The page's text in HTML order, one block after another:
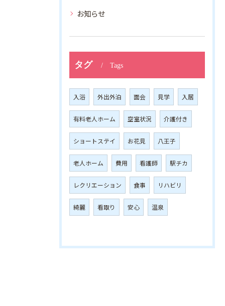
お知らせ
タグ Tags
入浴 外出外泊 面会 見学 入居
有料老人ホーム 空室状況 介護付き
ショートステイ お花見 八王子
老人ホーム 費用 看護師 駅チカ
レクリエーション 食事 リハビリ
綺麗 看取り 安心 温泉